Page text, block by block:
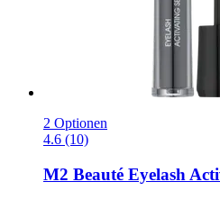
2 Optionen
4.6 (10)
M2 Beauté Eyelash